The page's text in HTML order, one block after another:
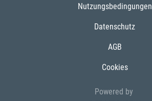
Nutzungsbedingungen
Datenschutz
AGB
Cookies
Powered by